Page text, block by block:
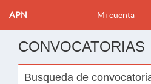
APN Mi cuenta
CONVOCATORIAS
Busqueda de